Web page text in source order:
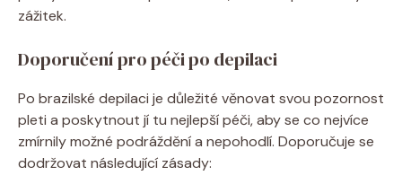
zážitek.
Doporučení pro péči po depilaci
Po brazilské depilaci je důležité věnovat svou pozornost
pleti a poskytnout jí tu nejlepší péči, aby se co nejvíce
zmírnily možné podráždění a nepohodlí. Doporučuje se
dodržovat následující zásady: